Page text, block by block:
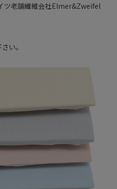
ツ老舗繊維会社Elmer&Zweifel
い。